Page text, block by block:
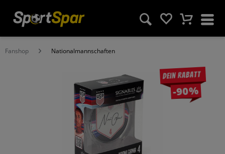
Fanshop Nationalmannschaften
Dein Rabatt
-90%